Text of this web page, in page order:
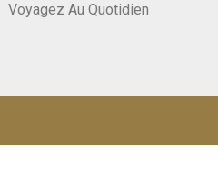
Voyagez Au Quotidien